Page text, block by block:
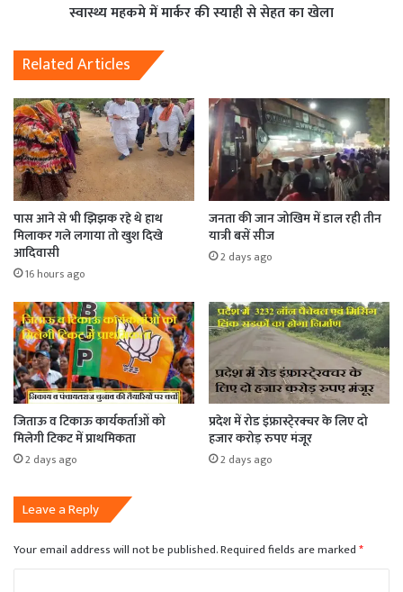
स्वास्थ्य महकमे में मार्कर की स्याही से सेहत का खेला
Related Articles
पास आने से भी झिझक रहे थे हाथ
मिलाकर गले लगाया तो खुश दिखे
आदिवासी
16 hours ago
जनता की जान जोखिम में डाल रही तीन
यात्री बसें सीज
2 days ago
जिताऊ व टिकाऊ कार्यकर्ताओं को
मिलेगी टिकट में प्राथमिकता
2 days ago
प्रदेश में रोड इंफ्रास्टे्रक्चर के लिए दो
हजार करोड़ रुपए मंजूर
2 days ago
Leave a Reply
Your email address will not be published.Required fields are marked*